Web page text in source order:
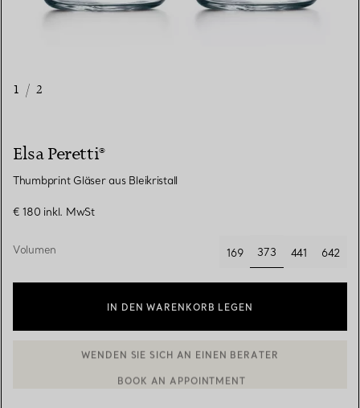
1 / 2
Elsa Peretti®
Thumbprint Gläser aus Bleikristall
€ 180 inkl. MwSt
Volumen 169
373
ausgewählt
441 642
IN DEN WARENKORB LEGEN